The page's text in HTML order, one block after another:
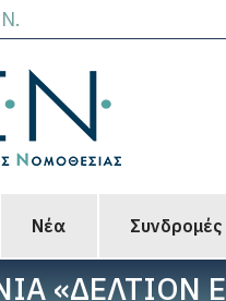
Νέα Συνδρομές
«ΔΕΛΤΙΟΝ